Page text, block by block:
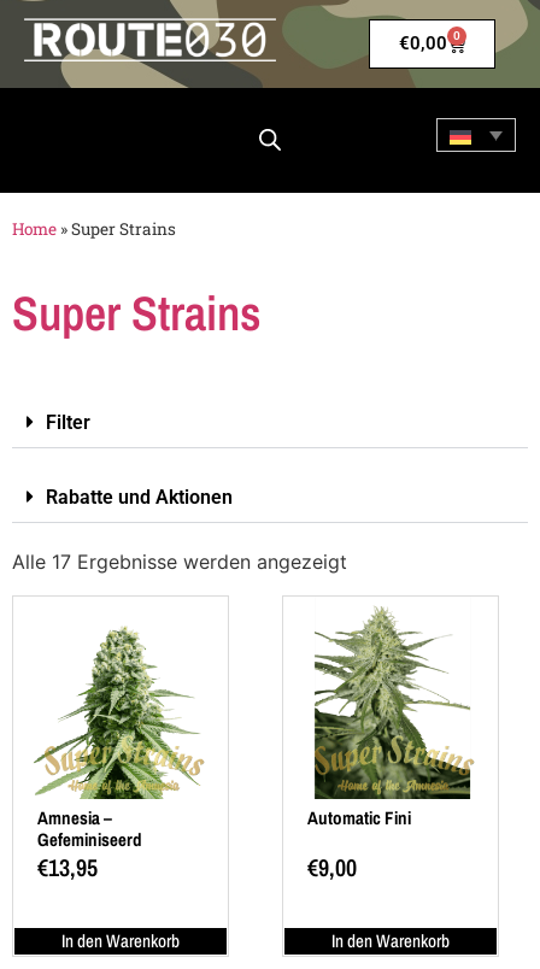
€0,00 0
Home »Super Strains
Super Strains
Filter
Rabatte und Aktionen
Alle 17 Ergebnisse werden angezeigt
Amnesia –
Gefeminiseerd
€13,95
In den Warenkorb
Automatic Fini
€9,00
In den Warenkorb